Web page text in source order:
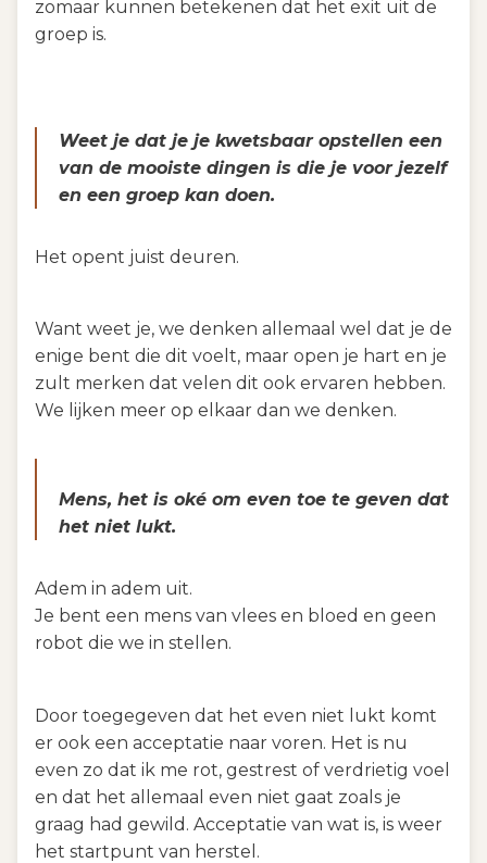
zomaar kunnen betekenen dat het exit uit de
groep is.
Weet je dat je je kwetsbaar opstellen een
van de mooiste dingen is die je voor jezelf
en een groep kan doen.
Het opent juist deuren.
Want weet je, we denken allemaal wel dat je de
enige bent die dit voelt, maar open je hart en je
zult merken dat velen dit ook ervaren hebben.
We lijken meer op elkaar dan we denken.
Mens, het is oké om even toe te geven dat
het niet lukt.
Adem in adem uit.
Je bent een mens van vlees en bloed en geen
robot die we in stellen.
Door toegegeven dat het even niet lukt komt
er ook een acceptatie naar voren. Het is nu
even zo dat ik me rot, gestrest of verdrietig voel
en dat het allemaal even niet gaat zoals je
graag had gewild. Acceptatie van wat is, is weer
het startpunt van herstel.